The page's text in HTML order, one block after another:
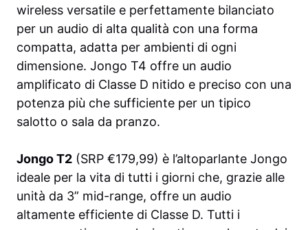
wireless versatile e perfettamente bilanciato
per un audio di alta qualità con una forma
compatta, adatta per ambienti di ogni
dimensione. Jongo T4 offre un audio
amplificato di Classe D nitido e preciso con una
potenza più che sufficiente per un tipico
salotto o sala da pranzo.
Jongo T2 (SRP €179,99) è l’altoparlante Jongo
ideale per la vita di tutti i giorni che, grazie alle
unità da 3” mid-range, offre un audio
altamente efficiente di Classe D. Tutti i